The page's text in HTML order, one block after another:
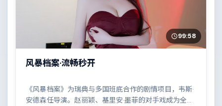
99:58
风暴档案·流畅秒开
《风暴档案》为瑞典与多国班底合作的剧情项目，韦斯·
安德森任导演。赵丽颖、基里安·墨菲的对手戏成为全片